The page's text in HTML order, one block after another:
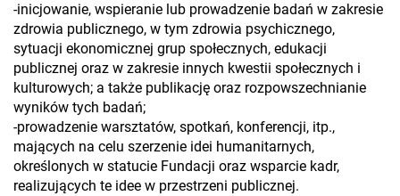
-inicjowanie, wspieranie lub prowadzenie badań w zakresie
zdrowia publicznego, w tym zdrowia psychicznego,
sytuacji ekonomicznej grup społecznych, edukacji
publicznej oraz w zakresie innych kwestii społecznych i
kulturowych; a także publikację oraz rozpowszechnianie
wyników tych badań;
-prowadzenie warsztatów, spotkań, konferencji, itp.,
mających na celu szerzenie idei humanitarnych,
określonych w statucie Fundacji oraz wsparcie kadr,
realizujących te idee w przestrzeni publicznej.